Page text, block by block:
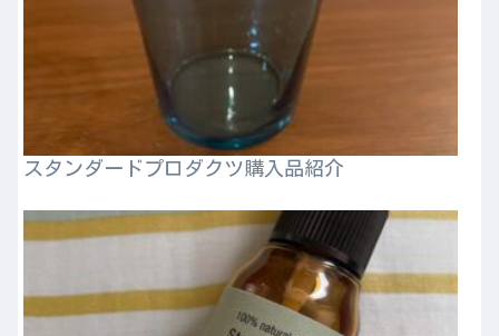
スタンダードプロダクツ購入品紹介